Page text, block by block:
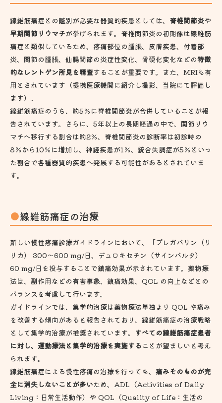
線維筋痛症との鑑別が必要な器質的疾患としては、 脊椎関節炎や
早期関節リウマチが挙げられます。脊椎関節炎の初期像は線維筋
痛症と類似しているため、疼痛部位の腫脹、皮膚疾患、付着部
炎、関節の腫脹、仙腸関節の炎症性変化、骨硬化変化などの特徴
的なレントゲン所見を精査することが重要です。また、MRIも有
用とされています（提携医療機関に紹介し撮影、当院にて評価し
ます）。
線維筋痛症のうち、約5％に脊椎関節炎が合併していることが報
告されています。さらに、5年以上の長期経過の中で、関節リウ
マチへ移行する割合は約2％、脊椎関節炎の診断率は初診時の
8％から10％に増加し、神経疾患が1％、統合失調症が5％といっ
た割合で各種器質的疾患へ発展する可能性があるとされていま
す。
線維筋痛症の治療
新しい慢性疼痛診療ガイドラインにおいて、「プレガバリン（リ
リカ） 300～600 mg/日、デュロキセチン（サインバルタ）
60 mg/日を投与することで鎮痛効果が示されています。薬物療
法は、副作用などの有害事象、鎮痛効果、QOL の向上などとの
バランスを考慮して行います。
ガイドラインでは、集学的治療は薬物療法単独より QOL や痛み
を改善する傾向があると報告されており、線維筋痛症の治療戦略
として集学的治療が推奨されています。 すべての線維筋痛症患者
に対し、運動療法と集学的治療を実施することが望ましいと考え
られます。
線維筋痛症による慢性疼痛の治療を行っても、 痛みそのものが完
全に消失しないことが多いため、ADL（Activities of Daily
Living：日常生活動作）や QOL（Quality of Life：生活の